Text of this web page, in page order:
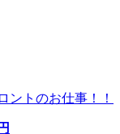
ントのお仕事！！
円